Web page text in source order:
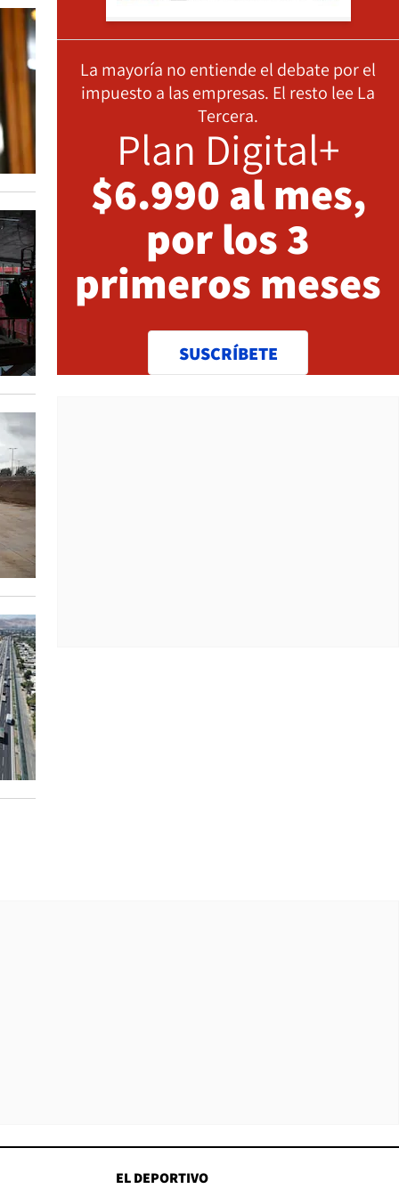
La mayoría no entiende el debate por el
impuesto a las empresas. El resto lee La
Tercera.
Plan Digital+
$6.990 al mes,
por los 3
primeros meses
SUSCRÍBETE
EL DEPORTIVO